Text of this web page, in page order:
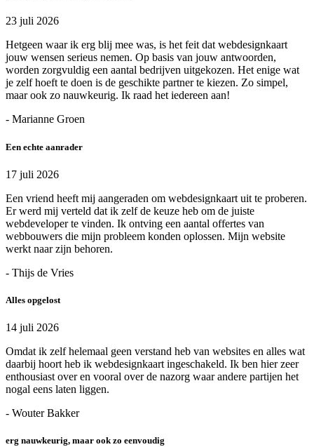
23 juli 2026
Hetgeen waar ik erg blij mee was, is het feit dat webdesignkaart
jouw wensen serieus nemen. Op basis van jouw antwoorden,
worden zorgvuldig een aantal bedrijven uitgekozen. Het enige wat
je zelf hoeft te doen is de geschikte partner te kiezen. Zo simpel,
maar ook zo nauwkeurig. Ik raad het iedereen aan!
- Marianne Groen
Een echte aanrader
17 juli 2026
Een vriend heeft mij aangeraden om webdesignkaart uit te proberen.
Er werd mij verteld dat ik zelf de keuze heb om de juiste
webdeveloper te vinden. Ik ontving een aantal offertes van
webbouwers die mijn probleem konden oplossen. Mijn website
werkt naar zijn behoren.
- Thijs de Vries
Alles opgelost
14 juli 2026
Omdat ik zelf helemaal geen verstand heb van websites en alles wat
daarbij hoort heb ik webdesignkaart ingeschakeld. Ik ben hier zeer
enthousiast over en vooral over de nazorg waar andere partijen het
nogal eens laten liggen.
- Wouter Bakker
erg nauwkeurig, maar ook zo eenvoudig